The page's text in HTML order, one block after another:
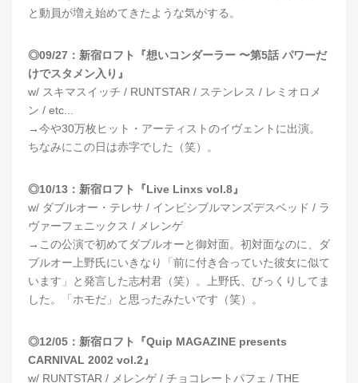
と動員が増え始めてきたような気がする。
◎09/27：新宿ロフト『想いコンダーラー 〜第5話 パワーだ
けでスタメン入り』
w/ スキマスイッチ / RUNTSTAR / ステンレス / レミオロメ
ン / etc...
→今や30万枚ヒット・アーティストのイヴェントに出演。
ちなみにこの日は赤字でした（笑）。
◎10/13：新宿ロフト『Live Linxs vol.8』
w/ ダブルオー・テレサ / インビシブルマンズデスベッド / ラ
ヴァーフェニックス / メレンゲ
→この公演で初めてダブルオーと御対面。初対面なのに、ダ
ブルオー上野氏にいきなり「前に付き合っていた彼女に似て
います」と発言した志村君（笑）。上野氏、びっくりしてま
した。「ホモだ」と思ったみたいです（笑）。
◎12/05：新宿ロフト『Quip MAGAZINE presents
CARNIVAL 2002 vol.2』
w/ RUNTSTAR / メレンゲ / チョコレートパフェ / THE